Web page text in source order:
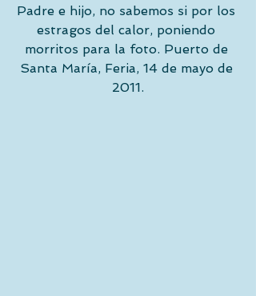
Padre e hijo, no sabemos si por los
estragos del calor, poniendo
morritos para la foto. Puerto de
Santa María, Feria, 14 de mayo de
2011.